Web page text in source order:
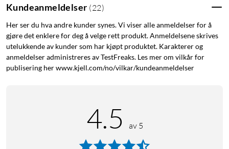
Kundeanmeldelser (22)
Her ser du hva andre kunder synes. Vi viser alle anmeldelser for å
gjøre det enklere for deg å velge rett produkt. Anmeldelsene skrives
utelukkende av kunder som har kjøpt produktet. Karakterer og
anmeldelser administreres av TestFreaks. Les mer om vilkår for
publisering her www.kjell.com/no/vilkar/kundeanmeldelser
4.5 av 5